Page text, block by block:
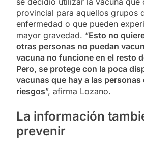
provincial para aquellos grupos
enfermedad o que pueden
mayor gravedad. “Esto no
otras personas no puedan
vacuna no funcione en el resto
Pero, se protege con la poca
vacunas que hay a las personas
riesgos”, afirma Lozano.
La información
prevenir